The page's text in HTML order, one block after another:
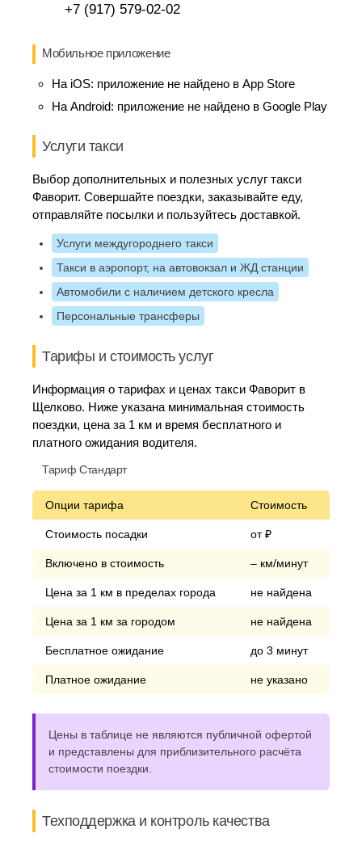
+7 (917) 579-02-02
Мобильное приложение
На iOS: приложение не найдено в App Store
На Android: приложение не найдено в Google Play
Услуги такси
Выбор дополнительных и полезных услуг такси
Фаворит. Совершайте поездки, заказывайте еду,
отправляйте посылки и пользуйтесь доставкой.
Услуги междугороднего такси
Такси в аэропорт, на автовокзал и ЖД станции
Автомобили с наличием детского кресла
Персональные трансферы
Тарифы и стоимость услуг
Информация о тарифах и ценах такси Фаворит в
Щелково. Ниже указана минимальная стоимость
поездки, цена за 1 км и время бесплатного и
платного ожидания водителя.
Тариф Стандарт
Опции тарифа Стоимость
Стоимость посадки от ₽
Включено в стоимость – км/минут
Цена за 1 км в пределах города не найдена
Цена за 1 км за городом не найдена
Бесплатное ожидание до 3 минут
Платное ожидание не указано
Цены в таблице не являются публичной офертой
и представлены для приблизительного расчёта
стоимости поездки.
Техподдержка и контроль качества